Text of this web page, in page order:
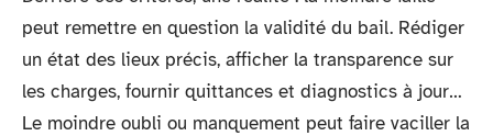
peut remettre en question la validité du bail. Rédiger
un état des lieux précis, afficher la transparence sur
les charges, fournir quittances et diagnostics à jour…
Le moindre oubli ou manquement peut faire vaciller la